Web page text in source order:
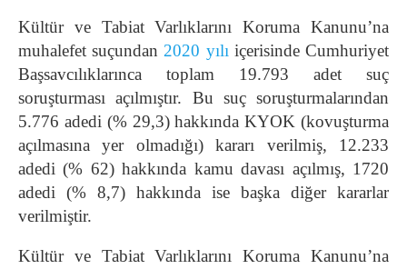
Kültür ve Tabiat Varlıklarını Koruma Kanunu’na
muhalefet suçundan 2020 yılı içerisinde Cumhuriyet
Başsavcılıklarınca toplam 19.793 adet suç
soruşturması açılmıştır. Bu suç soruşturmalarından
5.776 adedi (% 29,3) hakkında KYOK (kovuşturma
açılmasına yer olmadığı) kararı verilmiş, 12.233
adedi (% 62) hakkında kamu davası açılmış, 1720
adedi (% 8,7) hakkında ise başka diğer kararlar
verilmiştir.
Kültür ve Tabiat Varlıklarını Koruma Kanunu’na